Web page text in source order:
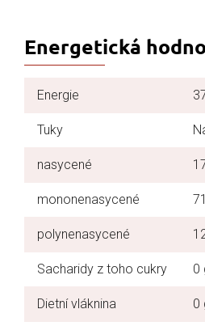
Energetická
Energie
Tuky
nasycené
mononenasycené
polynenasycené
Sacharidy z toho cukry 0
Dietní vláknina 0